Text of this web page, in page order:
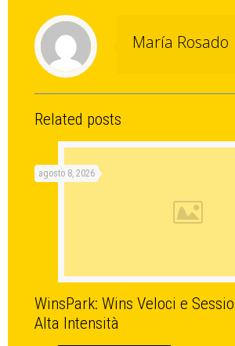
María Rosado
Related posts
agosto 8, 2026
WinsPark: Wins Veloci e
Alta Intensità